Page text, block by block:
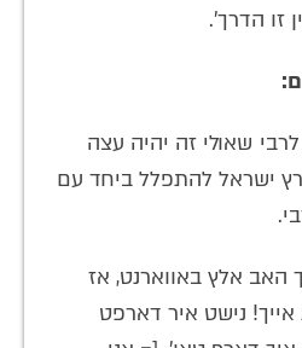
זו הדרך'.
שאולי זה יהיה עצה
ישראל להתפלל ביחד עם
האב אלץ באווארנט, אז
נישט איר דארפט